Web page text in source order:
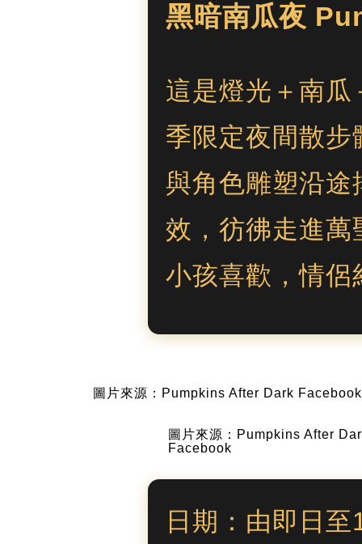
黑暗南瓜夜
這是燈光＋南
季限定夜間散
與角色雕塑沿途
效，彷彿走進萬
小孩喜歡，情
圖片來源：Pumpkins After Dark Facebook
圖片來源：Pumpkins After
Facebook
日期：由即日